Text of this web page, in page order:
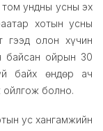
ундны усны эх
хотын усны
гээд олон хүчин
байсан ойрын 30
байх өндөр ач
ойлгож болно.
ус хангамжийн